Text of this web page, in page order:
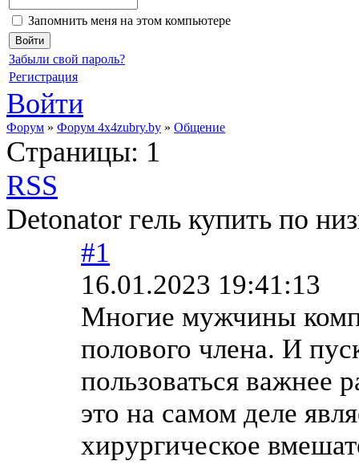
Запомнить меня на этом компьютере
Забыли свой пароль?
Регистрация
Войти
Форум » Форум 4x4zubry.by » Общение
Страницы: 1
RSS
Detonator гель купить по
#1
16.01.2023 19:41:13
Многие мужчины
полового члена. И
пользоваться важнее
это на самом деле
хирургическое